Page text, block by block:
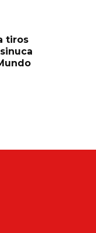
tiros